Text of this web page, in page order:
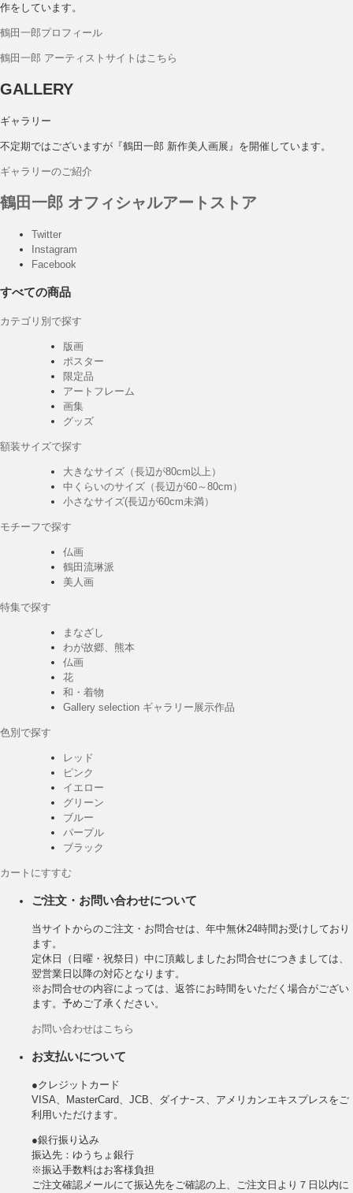
作をしています。
鶴田一郎プロフィール
鶴田一郎 アーティストサイトはこちら
GALLERY
ギャラリー
不定期ではございますが『鶴田一郎 新作美人画展』を開催しています。
ギャラリーのご紹介
鶴田一郎 オフィシャルアートストア
Twitter
Instagram
Facebook
すべての商品
カテゴリ別で探す
版画
ポスター
限定品
アートフレーム
画集
グッズ
額装サイズで探す
大きなサイズ（長辺が80cm以上）
中くらいのサイズ（長辺が60～80cm）
小さなサイズ(長辺が60cm未満）
モチーフで探す
仏画
鶴田流琳派
美人画
特集で探す
まなざし
わが故郷、熊本
仏画
花
和・着物
Gallery selection ギャラリー展示作品
色別で探す
レッド
ピンク
イエロー
グリーン
ブルー
パープル
ブラック
カートにすすむ
ご注文・お問い合わせについて
当サイトからのご注文・お問合せは、年中無休24時間お受けしており
ます。
定休日（日曜・祝祭日）中に頂戴しましたお問合せにつきましては、
翌営業日以降の対応となります。
※お問合せの内容によっては、返答にお時間をいただく場合がござい
ます。予めご了承ください。
お問い合わせはこちら
お支払いについて
●クレジットカード
VISA、MasterCard、JCB、ダイナｰス、アメリカンエキスプレスをご
利用いただけます。
●銀行振り込み
振込先：ゆうちょ銀行
※振込手数料はお客様負担
ご注文確認メールにて振込先をご確認の上、ご注文日より７日以内に